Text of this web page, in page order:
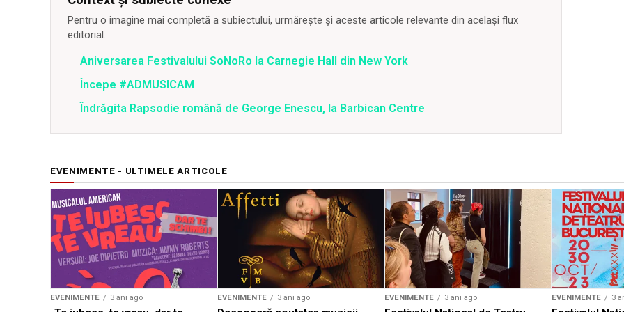
Pentru o imagine mai completă a subiectului, urmărește și aceste articole relevante din același flux
editorial.
Aniversarea Festivalului SoNoRo la Carnegie Hall din New York
Începe #ADMUSICAM
Îndrăgita Rapsodie română de George Enescu, la Barbican Centre
EVENIMENTE - ULTIMELE ARTICOLE
EVENIMENTE 3 ani ago EVENIMENTE 3 ani ago EVENIMENTE 3 ani ago EVENIMENTE 3